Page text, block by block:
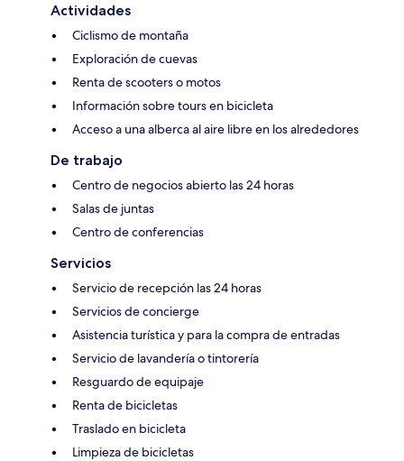
Actividades
Ciclismo de montaña
Exploración de cuevas
Renta de scooters o motos
Información sobre tours en bicicleta
Acceso a una alberca al aire libre en los alrededores
De trabajo
Centro de negocios abierto las 24 horas
Salas de juntas
Centro de conferencias
Servicios
Servicio de recepción las 24 horas
Servicios de concierge
Asistencia turística y para la compra de entradas
Servicio de lavandería o tintorería
Resguardo de equipaje
Renta de bicicletas
Traslado en bicicleta
Limpieza de bicicletas